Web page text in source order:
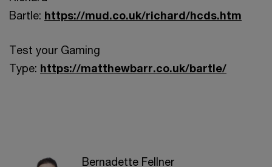
Bartle: https://mud.co.uk/richard/hcds.htm
Test your Gaming
Type: https://matthewbarr.co.uk/bartle/
Bernadette Fellner